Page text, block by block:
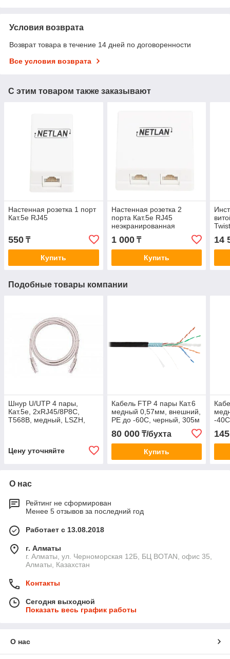
Условия возврата
Возврат товара в течение 14 дней по договоренности
Все условия возврата
С этим товаром также заказывают
Настенная розетка 1 порт
Кат.5e RJ45
550 ₸
Купить
Настенная розетка 2
порта Кат.5e RJ45
неэкранированная
1 000₸
Купить
14
Подобные товары компании
Шнур U/UTP 4 пары,
Кат.5e, 2хRJ45/8P8C,
T568B, медный, LSZH,
Цену уточняйте
Кабель FTP 4 пары Кат.6
медный 0,57мм, внешний,
PE до -60С, черный, 305м
80 000₸/бухта
Купить
-
О нас
Рейтинг не сформирован
Менее 5 отзывов за последний год
Работает с 13.08.2018
г. Алматы
г. Алматы, ул. Черноморская 12Б, БЦ BOTAN, офис 35,
Алматы, Казахстан
Контакты
Сегодня выходной
Показать весь график работы
О нас